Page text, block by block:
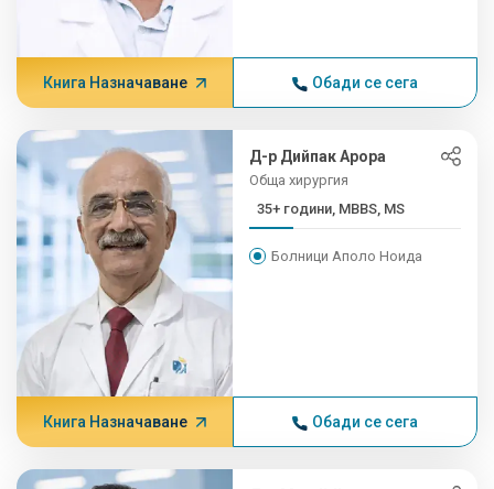
Книга Назначаване Обади се сега
Д-р Дийпак Арора
Обща хирургия
35+ години, MBBS, MS
Болници Аполо Ноида
Книга Назначаване Обади се сега